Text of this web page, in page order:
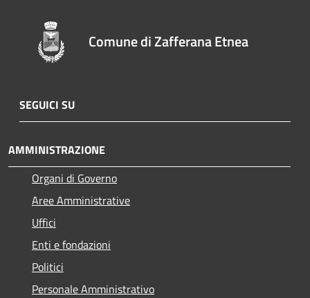
Comune di Zafferana Etnea
SEGUICI SU
AMMINISTRAZIONE
Organi di Governo
Aree Amministrative
Uffici
Enti e fondazioni
Politici
Personale Amministrativo